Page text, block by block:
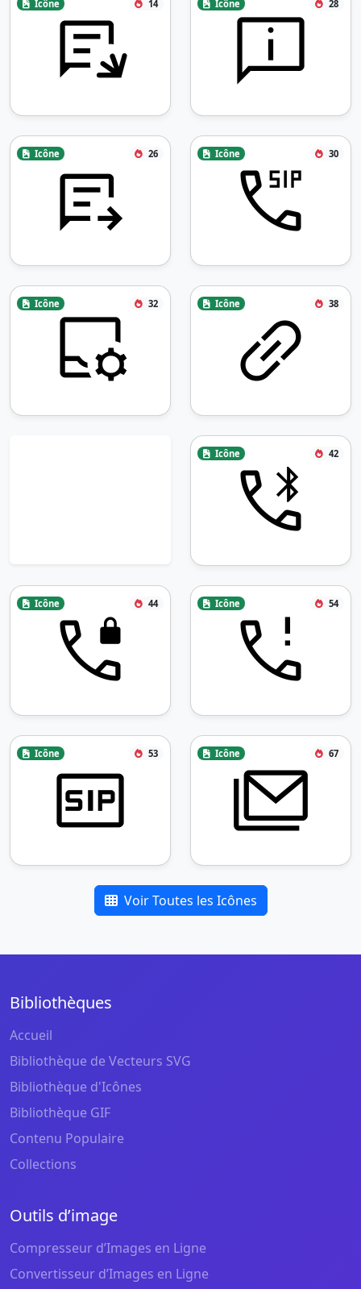
Icône 14 Icône 28
Icône 26 Icône 30
Icône 32 Icône 38
Icône 42
Icône 44 Icône 54
Icône 53 Icône 67
Voir Toutes les Icônes
Bibliothèques
Accueil
Bibliothèque de Vecteurs SVG
Bibliothèque d'Icônes
Bibliothèque GIF
Contenu Populaire
Collections
Outils d’image
Compresseur d’Images en Ligne
Convertisseur d’Images en Ligne